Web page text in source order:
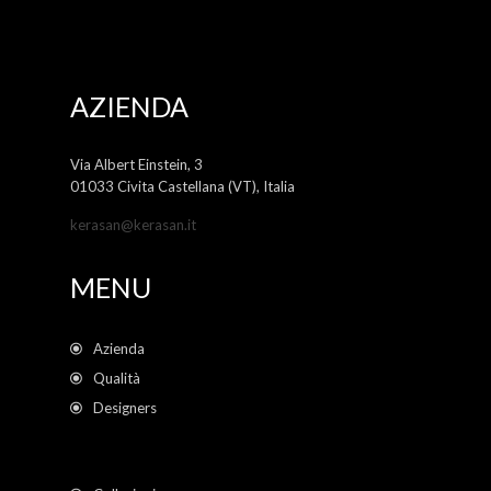
AZIENDA
Via Albert Einstein, 3
01033 Civita Castellana (VT), Italia
kerasan@kerasan.it
MENU
Azienda
Qualità
Designers